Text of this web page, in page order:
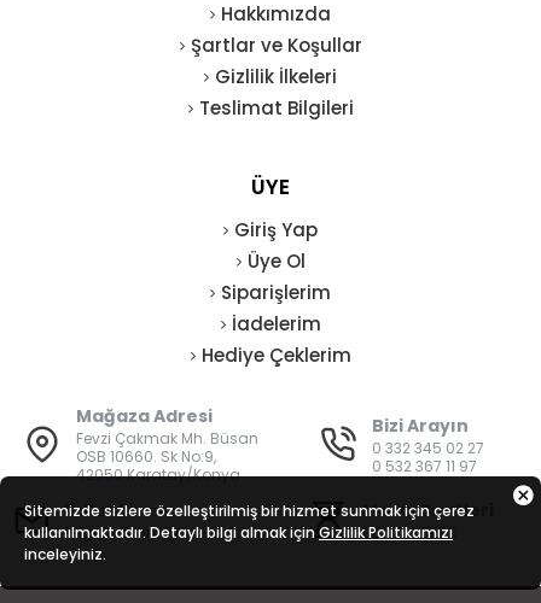
Hakkımızda
Şartlar ve Koşullar
Gizlilik İlkeleri
Teslimat Bilgileri
ÜYE
Giriş Yap
Üye Ol
Siparişlerim
İadelerim
Hediye Çeklerim
Mağaza Adresi
Fevzi Çakmak Mh. Büsan
OSB 10660. Sk No:9,
42050 Karatay/Konya
Bizi Arayın
0 332 345 02 27
0 532 367 11 97
E-Posta
bilgi@vatanisguvenligi.com
Mesai Saatleri
08:00 - 19:00
Sitemizde sizlere özelleştirilmiş bir hizmet sunmak için çerez
kullanılmaktadır. Detaylı bilgi almak için Gizlilik Politikamızı
inceleyiniz.